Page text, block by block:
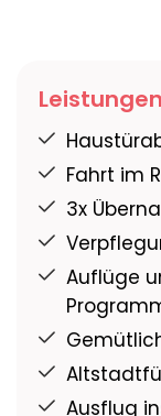
Leistungen
Fahrt im
3x
Auflüge
Ausflug